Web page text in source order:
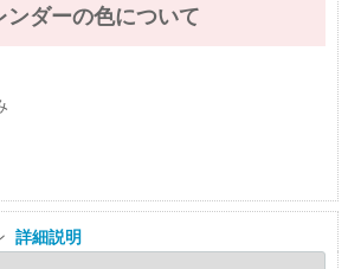
ンダーの色について
詳細説明